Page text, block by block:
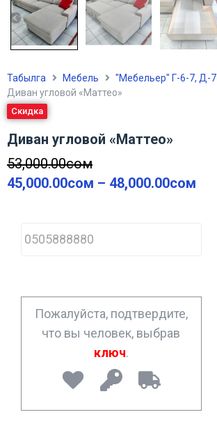
Табылга Мебель
"Мебельер" Г-6-7, Д-7
Диван угловой «Маттео»
Скидка
Диван угловой «Маттео»
53,000.00сом
45,000.00сом – 48,000.00сом
h
o
*
Пожалуйста, подтвердите,
что вы человек, выбрав
ключ.